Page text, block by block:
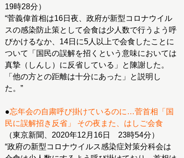
19時28分）
“菅義偉首相は16日夜、政府が新型コロナウイル
スの感染防止策として会食は少人数で行うよう呼
びかけるなか、14日に5人以上で会食したことに
ついて「国民の誤解を招くという意味においては
真摯（しんし）に反省している」と陳謝した。
「他の方との距離は十分にあった」と説明し
た。”
●忘年会の自粛呼び掛けているのに…菅首相「国
民に誤解招き反省」 その夜また、はしご会食
（東京新聞、2020年12月16日 23時54分）
“政府の新型コロナウイルス感染症対策分科会は